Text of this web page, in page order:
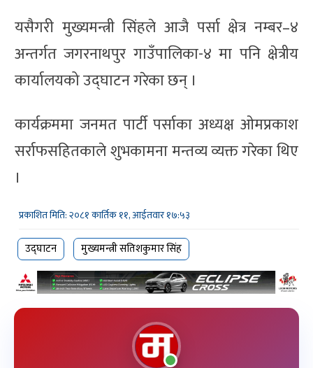
यसैगरी मुख्यमन्त्री सिंहले आजै पर्सा क्षेत्र नम्बर–४
अन्तर्गत जगरनाथपुर गाउँपालिका-४ मा पनि क्षेत्रीय
कार्यालयको उद्घाटन गरेका छन् ।
कार्यक्रममा जनमत पार्टी पर्साका अध्यक्ष ओमप्रकाश
सर्राफसहितकाले शुभकामना मन्तव्य व्यक्त गरेका थिए
।
प्रकाशित मिति: २०८१ कार्तिक ११, आईतवार १७:५३
उद्घाटन मुख्यमन्त्री सतिशकुमार सिंह